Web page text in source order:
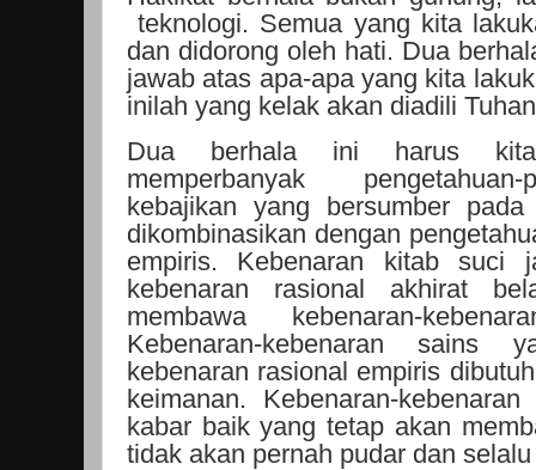
teknologi. Semua yang kita
dan didorong oleh hati. Dua
jawab atas apa-apa yang kita
inilah yang kelak akan diadili
Dua berhala ini harus kita
memperbanyak
kebajikan yang bersumber
dikombinasikan dengan
empiris. Kebenaran kitab suci
kebenaran rasional akhirat
membawa kebenaran-
Kebenaran-kebenaran sains
kebenaran rasional empiris
keimanan. Kebenaran-
kabar baik yang tetap akan
tidak akan pernah pudar dan